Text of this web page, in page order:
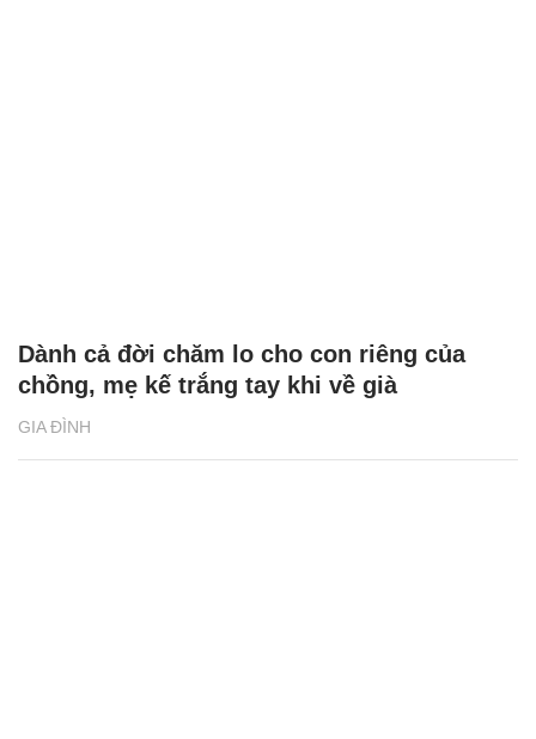
GIA ĐÌNH
Dành cả đời chăm lo cho con riêng của
chồng, mẹ kế trắng tay khi về già